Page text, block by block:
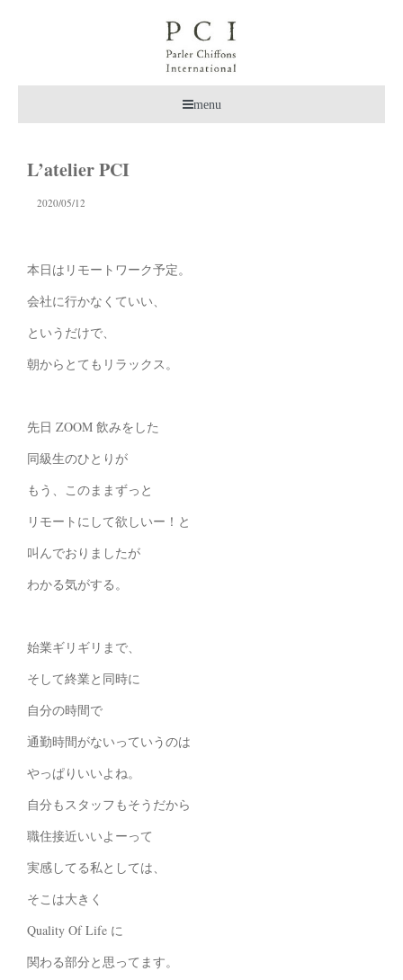
menu
L’atelier PCI
2020/05/12
本日はリモートワーク予定。
会社に行かなくていい、
というだけで、
朝からとてもリラックス。
先日 ZOOM 飲みをした
同級生のひとりが
もう、このままずっと
リモートにして欲しいー！と
叫んでおりましたが
わかる気がする。
始業ギリギリまで、
そして終業と同時に
自分の時間で
通勤時間がないっていうのは
やっぱりいいよね。
自分もスタッフもそうだから
職住接近いいよーって
実感してる私としては、
そこは大きく
Quality Of Life に
関わる部分と思ってます。